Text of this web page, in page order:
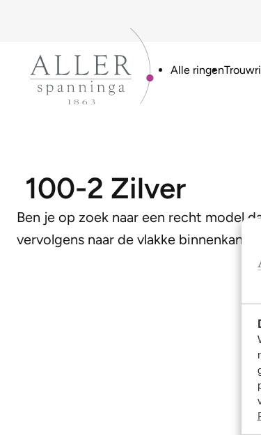
Alle ringen
100-2 Zilver
Ben je op zoek naar een recht model
vervolgens naar de vlakke binnenkant.